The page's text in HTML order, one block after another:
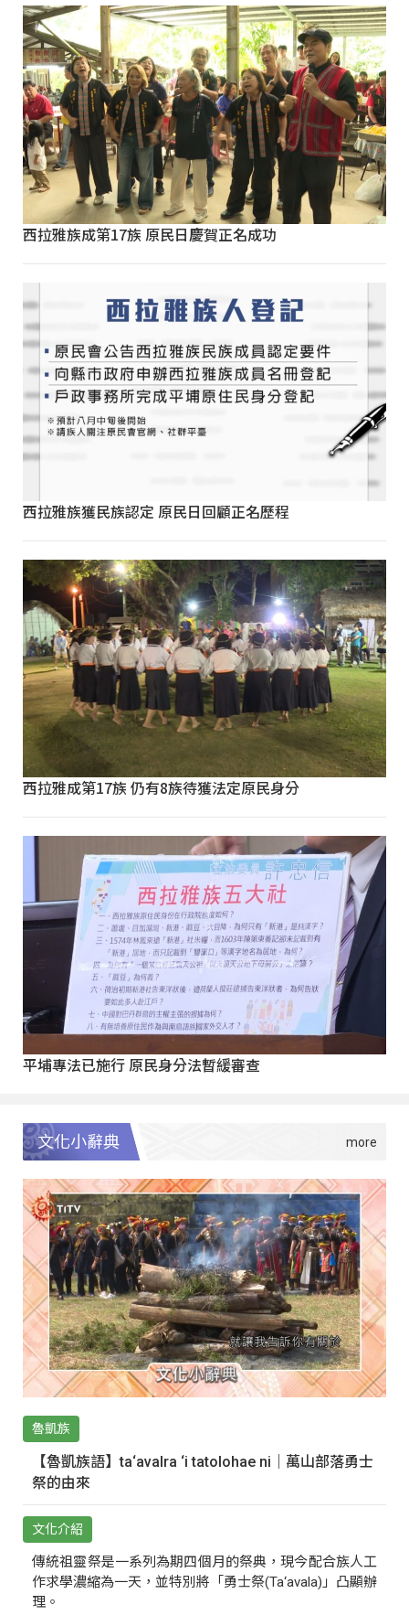
西拉雅族成第17族 原民日慶賀正名成功
西拉雅族獲民族認定 原民日回顧正名歷程
西拉雅成第17族 仍有8族待獲法定原民身分
平埔專法已施行 原民身分法暫緩審查
文化小辭典
魯凱族
【魯凱族語】ta‘avalra ‘i tatolohae ni｜萬山部落勇士
祭的由來
文化介紹
傳統祖靈祭是一系列為期四個月的祭典，現今配合族人工
作求學濃縮為一天，並特別將「勇士祭(Ta‘avala)」凸顯辦
理。